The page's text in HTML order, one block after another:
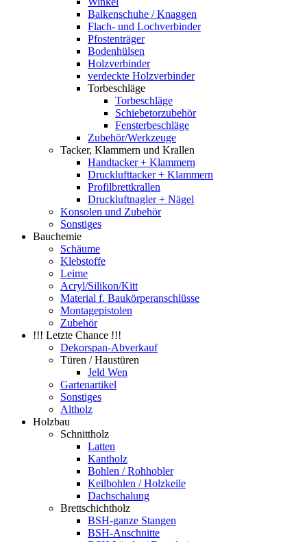
Balkenschuhe / Knaggen
Flach- und Lochverbinder
Pfostenträger
Bodenhülsen
Holzverbinder
verdeckte Holzverbinder
Torbeschläge
Torbeschläge
Schiebetorzubehör
Fensterbeschläge
Zubehör/Werkzeuge
Tacker, Klammern und Krallen
Handtacker + Klammern
Drucklufttacker + Klammern
Profilbrettkrallen
Druckluftnagler + Nägel
Konsolen und Zubehör
Sonstiges
Bauchemie
Schäume
Klebstoffe
Leime
Acryl/Silikon/Kitt
Material f. Baukörperanschlüsse
Montagepistolen
Zubehör
!!! Letzte Chance !!!
Dekorspan-Abverkauf
Türen / Haustüren
Jeld Wen
Gartenartikel
Sonstiges
Altholz
Holzbau
Schnittholz
Latten
Kantholz
Bohlen / Rohhobler
Keilbohlen / Holzkeile
Dachschalung
Brettschichtholz
BSH-ganze Stangen
BSH-Anschnitte